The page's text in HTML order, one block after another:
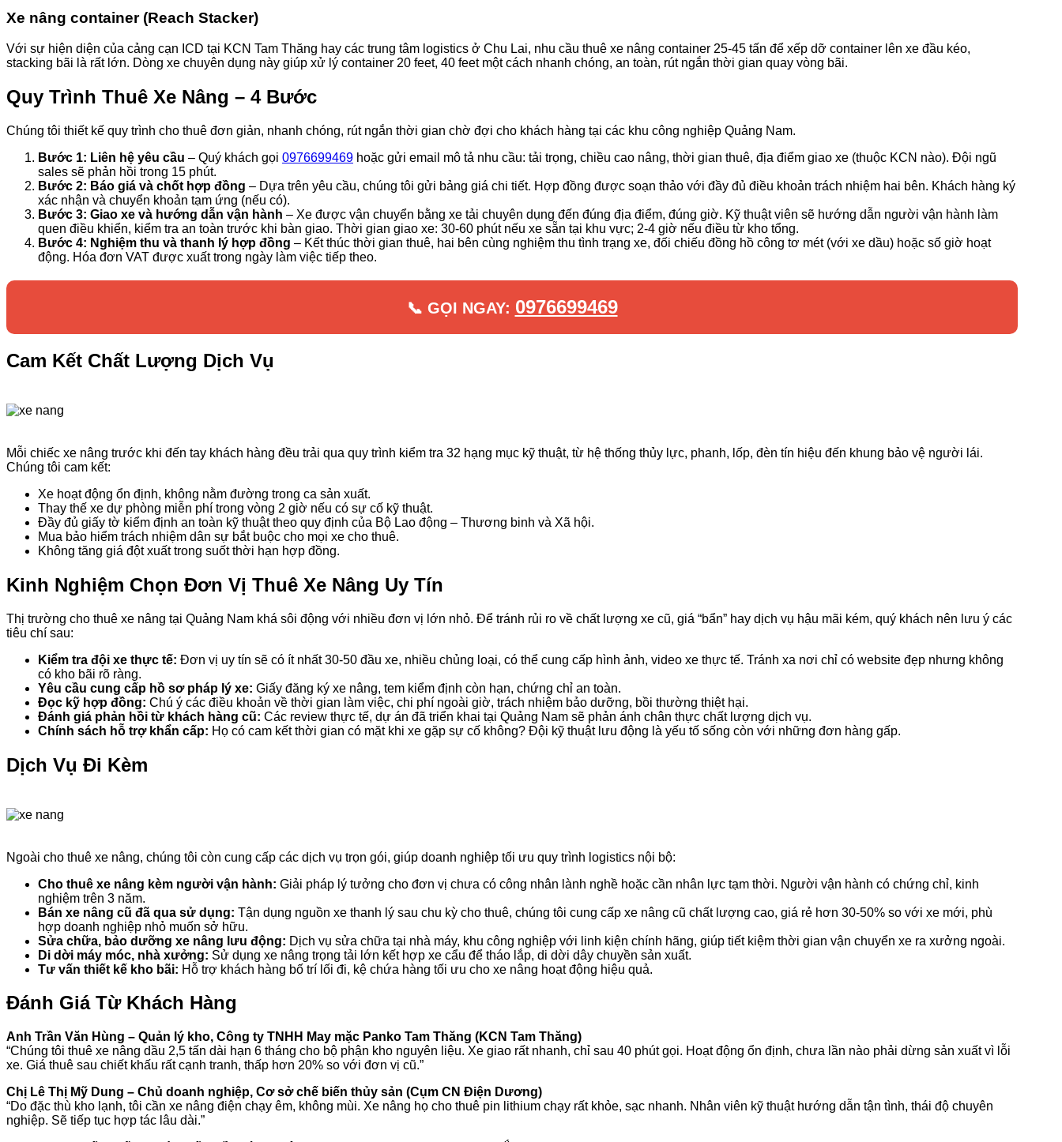
Xe nâng container (Reach Stacker)
Với sự hiện diện của cảng cạn ICD tại KCN Tam Thăng hay các trung tâm logistics ở Chu Lai, nhu cầu thuê xe nâng container 25-45 tấn để xếp dỡ container lên xe đầu kéo,
stacking bãi là rất lớn. Dòng xe chuyên dụng này giúp xử lý container 20 feet, 40 feet một cách nhanh chóng, an toàn, rút ngắn thời gian quay vòng bãi.
Quy Trình Thuê Xe Nâng – 4 Bước
Chúng tôi thiết kế quy trình cho thuê đơn giản, nhanh chóng, rút ngắn thời gian chờ đợi cho khách hàng tại các khu công nghiệp Quảng Nam.
Bước 1: Liên hệ yêu cầu – Quý khách gọi 0976699469 hoặc gửi email mô tả nhu cầu: tải trọng, chiều cao nâng, thời gian thuê, địa điểm giao xe (thuộc KCN nào). Đội ngũ
sales sẽ phản hồi trong 15 phút.
Bước 2: Báo giá và chốt hợp đồng – Dựa trên yêu cầu, chúng tôi gửi bảng giá chi tiết. Hợp đồng được soạn thảo với đầy đủ điều khoản trách nhiệm hai bên. Khách hàng ký
xác nhận và chuyển khoản tạm ứng (nếu có).
Bước 3: Giao xe và hướng dẫn vận hành – Xe được vận chuyển bằng xe tải chuyên dụng đến đúng địa điểm, đúng giờ. Kỹ thuật viên sẽ hướng dẫn người vận hành làm
quen điều khiển, kiểm tra an toàn trước khi bàn giao. Thời gian giao xe: 30-60 phút nếu xe sẵn tại khu vực; 2-4 giờ nếu điều từ kho tổng.
Bước 4: Nghiệm thu và thanh lý hợp đồng – Kết thúc thời gian thuê, hai bên cùng nghiệm thu tình trạng xe, đối chiếu đồng hồ công tơ mét (với xe dầu) hoặc số giờ hoạt
động. Hóa đơn VAT được xuất trong ngày làm việc tiếp theo.
📞 GỌI NGAY: 0976699469
Cam Kết Chất Lượng Dịch Vụ
Mỗi chiếc xe nâng trước khi đến tay khách hàng đều trải qua quy trình kiểm tra 32 hạng mục kỹ thuật, từ hệ thống thủy lực, phanh, lốp, đèn tín hiệu đến khung bảo vệ người lái.
Chúng tôi cam kết:
Xe hoạt động ổn định, không nằm đường trong ca sản xuất.
Thay thế xe dự phòng miễn phí trong vòng 2 giờ nếu có sự cố kỹ thuật.
Đầy đủ giấy tờ kiểm định an toàn kỹ thuật theo quy định của Bộ Lao động – Thương binh và Xã hội.
Mua bảo hiểm trách nhiệm dân sự bắt buộc cho mọi xe cho thuê.
Không tăng giá đột xuất trong suốt thời hạn hợp đồng.
Kinh Nghiệm Chọn Đơn Vị Thuê Xe Nâng Uy Tín
Thị trường cho thuê xe nâng tại Quảng Nam khá sôi động với nhiều đơn vị lớn nhỏ. Để tránh rủi ro về chất lượng xe cũ, giá “bẩn” hay dịch vụ hậu mãi kém, quý khách nên lưu ý các
tiêu chí sau:
Kiểm tra đội xe thực tế: Đơn vị uy tín sẽ có ít nhất 30-50 đầu xe, nhiều chủng loại, có thể cung cấp hình ảnh, video xe thực tế. Tránh xa nơi chỉ có website đẹp nhưng không
có kho bãi rõ ràng.
Yêu cầu cung cấp hồ sơ pháp lý xe: Giấy đăng ký xe nâng, tem kiểm định còn hạn, chứng chỉ an toàn.
Đọc kỹ hợp đồng: Chú ý các điều khoản về thời gian làm việc, chi phí ngoài giờ, trách nhiệm bảo dưỡng, bồi thường thiệt hại.
Đánh giá phản hồi từ khách hàng cũ: Các review thực tế, dự án đã triển khai tại Quảng Nam sẽ phản ánh chân thực chất lượng dịch vụ.
Chính sách hỗ trợ khẩn cấp: Họ có cam kết thời gian có mặt khi xe gặp sự cố không? Đội kỹ thuật lưu động là yếu tố sống còn với những đơn hàng gấp.
Dịch Vụ Đi Kèm
Ngoài cho thuê xe nâng, chúng tôi còn cung cấp các dịch vụ trọn gói, giúp doanh nghiệp tối ưu quy trình logistics nội bộ:
Cho thuê xe nâng kèm người vận hành: Giải pháp lý tưởng cho đơn vị chưa có công nhân lành nghề hoặc cần nhân lực tạm thời. Người vận hành có chứng chỉ, kinh
nghiệm trên 3 năm.
Bán xe nâng cũ đã qua sử dụng: Tận dụng nguồn xe thanh lý sau chu kỳ cho thuê, chúng tôi cung cấp xe nâng cũ chất lượng cao, giá rẻ hơn 30-50% so với xe mới, phù
hợp doanh nghiệp nhỏ muốn sở hữu.
Sửa chữa, bảo dưỡng xe nâng lưu động: Dịch vụ sửa chữa tại nhà máy, khu công nghiệp với linh kiện chính hãng, giúp tiết kiệm thời gian vận chuyển xe ra xưởng ngoài.
Di dời máy móc, nhà xưởng: Sử dụng xe nâng trọng tải lớn kết hợp xe cẩu để tháo lắp, di dời dây chuyền sản xuất.
Tư vấn thiết kế kho bãi: Hỗ trợ khách hàng bố trí lối đi, kệ chứa hàng tối ưu cho xe nâng hoạt động hiệu quả.
Đánh Giá Từ Khách Hàng
Anh Trần Văn Hùng – Quản lý kho, Công ty TNHH May mặc Panko Tam Thăng (KCN Tam Thăng)
“Chúng tôi thuê xe nâng dầu 2,5 tấn dài hạn 6 tháng cho bộ phận kho nguyên liệu. Xe giao rất nhanh, chỉ sau 40 phút gọi. Hoạt động ổn định, chưa lần nào phải dừng sản xuất vì lỗi
xe. Giá thuê sau chiết khấu rất cạnh tranh, thấp hơn 20% so với đơn vị cũ.”
Chị Lê Thị Mỹ Dung – Chủ doanh nghiệp, Cơ sở chế biến thủy sản (Cụm CN Điện Dương)
“Do đặc thù kho lạnh, tôi cần xe nâng điện chạy êm, không mùi. Xe nâng họ cho thuê pin lithium chạy rất khỏe, sạc nhanh. Nhân viên kỹ thuật hướng dẫn tận tình, thái độ chuyên
nghiệp. Sẽ tiếp tục hợp tác lâu dài.”